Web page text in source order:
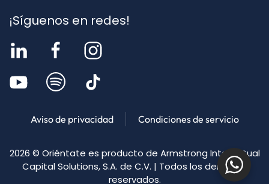
¡Síguenos en redes!
Aviso de privacidad Condiciones de servicio
2026 © Oriéntate es producto de Armstrong Intellectual
Capital Solutions, S.A. de C.V. | Todos los derechos
reservados.